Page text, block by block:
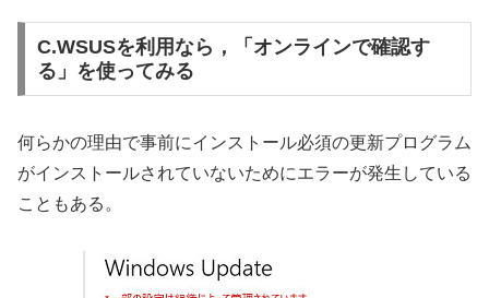
C.WSUSを利用なら，「オンラインで確認す
る」を使ってみる
何らかの理由で事前にインストール必須の更新プログラム
がインストールされていないためにエラーが発生している
こともある。